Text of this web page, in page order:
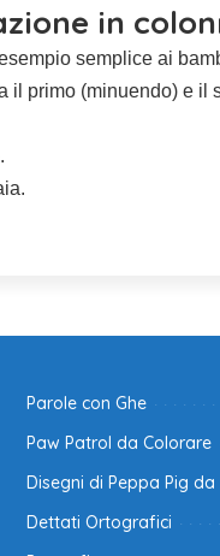
in
semplice ai
il primo (minuendo) e il
Parole con Ghe
Paw Patrol da Colorare
Disegni di Peppa Pig
Dettati Ortografici